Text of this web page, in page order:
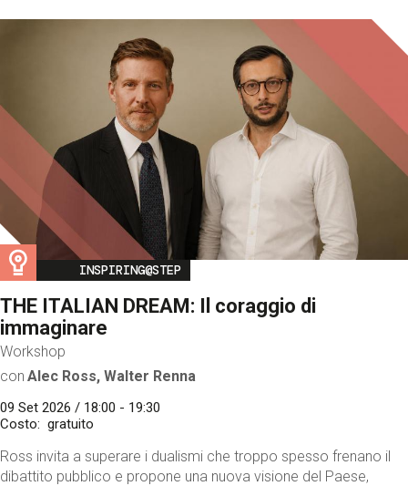
Image
INSPIRING@STEP
THE ITALIAN DREAM: Il coraggio di
immaginare
Workshop
con Alec Ross, Walter Renna
09 Set 2026 / 18:00 - 19:30
Costo
gratuito
Ross invita a superare i dualismi che troppo spesso frenano il
dibattito pubblico e propone una nuova visione del Paese,